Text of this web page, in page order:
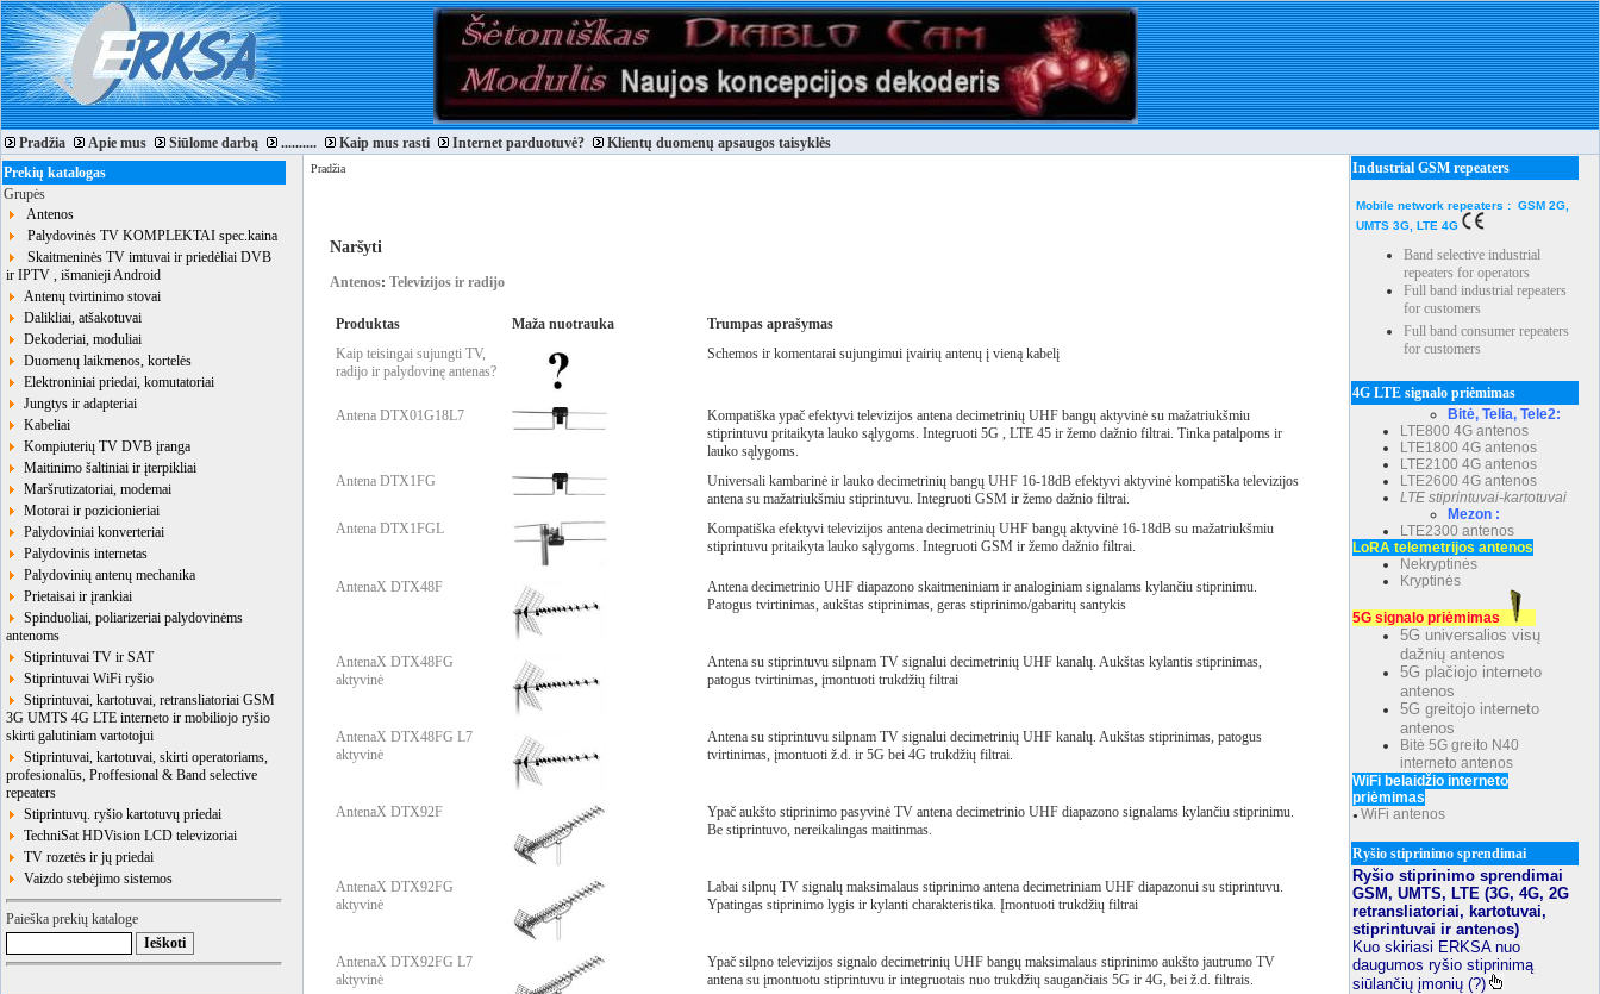
Pradžia Apie mus Siūlome darbą .......... Kaip mus rasti Internet parduotuvė?
Klientų duomenų apsaugos taisyklės
Prekių katalogas
Grupės
Antenos
Palydovinės TV KOMPLEKTAI spec.kaina
Skaitmeninės TV imtuvai ir priedėliai DVB
ir IPTV , išmanieji Android
Antenų tvirtinimo stovai
Dalikliai, atšakotuvai
Dekoderiai, moduliai
Duomenų laikmenos, kortelės
Elektroniniai priedai, komutatoriai
Jungtys ir adapteriai
Kabeliai
Kompiuterių TV DVB įranga
Maitinimo šaltiniai ir įterpikliai
Maršrutizatoriai, modemai
Motorai ir pozicionieriai
Palydoviniai konverteriai
Palydovinis internetas
Palydovinių antenų mechanika
Prietaisai ir įrankiai
Spinduoliai, poliarizeriai palydovinėms
antenoms
Stiprintuvai TV ir SAT
Stiprintuvai WiFi ryšio
Stiprintuvai, kartotuvai, retransliatoriai GSM
3G UMTS 4G LTE interneto ir mobiliojo ryšio
skirti galutiniam vartotojui
Stiprintuvai, kartotuvai, skirti operatoriams,
profesionalūs, Proffesional & Band selective
repeaters
Stiprintuvų. ryšio kartotuvų priedai
TechniSat HDVision LCD televizoriai
TV rozetės ir jų priedai
Vaizdo stebėjimo sistemos
Paieška prekių kataloge
Pradžia
Naršyti
Antenos: Televizijos ir radijo
Produktas Maža nuotrauka
Trumpas aprašymas
Kaip teisingai sujungti TV,
radijo ir palydovinę antenas?
Schemos ir komentarai sujungimui įvairių antenų į vieną kabelį
Antena DTX01G18L7
Kompatiška ypač efektyvi televizijos antena decimetrinių UHF bangų aktyvinė su mažatriukšmiu
stiprintuvu pritaikyta lauko sąlygoms. Integruoti 5G , LTE 45 ir žemo dažnio filtrai. Tinka patalpoms ir
lauko sąlygoms.
Antena DTX1FG
Universali kambarinė ir lauko decimetrinių bangų UHF 16-18dB efektyvi aktyvinė kompatiška televizijos
antena su mažatriukšmiu stiprintuvu. Integruoti GSM ir žemo dažnio filtrai.
Antena DTX1FGL
Kompatiška efektyvi televizijos antena decimetrinių UHF bangų aktyvinė 16-18dB su mažatriukšmiu
stiprintuvu pritaikyta lauko sąlygoms. Integruoti GSM ir žemo dažnio filtrai.
AntenaX DTX48F
Antena decimetrinio UHF diapazono skaitmeniniam ir analoginiam signalams kylančiu stiprinimu.
Patogus tvirtinimas, aukštas stiprinimas, geras stiprinimo/gabaritų santykis
AntenaX DTX48FG
aktyvinė
Antena su stiprintuvu silpnam TV signalui decimetrinių UHF kanalų. Aukštas kylantis stiprinimas,
patogus tvirtinimas, įmontuoti trukdžių filtrai
AntenaX DTX48FG L7
aktyvinė
Antena su stiprintuvu silpnam TV signalui decimetrinių UHF kanalų. Aukštas stiprinimas, patogus
tvirtinimas, įmontuoti ž.d. ir 5G bei 4G trukdžių filtrai.
AntenaX DTX92F
Ypač aukšto stiprinimo pasyvinė TV antena decimetrinio UHF diapazono signalams kylančiu stiprinimu.
Be stiprintuvo, nereikalingas maitinmas.
AntenaX DTX92FG
aktyvinė
Labai silpnų TV signalų maksimalaus stiprinimo antena decimetriniam UHF diapazonui su stiprintuvu.
Ypatingas stiprinimo lygis ir kylanti charakteristika. Įmontuoti trukdžių filtrai
AntenaX DTX92FG L7
aktyvinė
Ypač silpno televizijos signalo decimetrinių UHF bangų maksimalaus stiprinimo aukšto jautrumo TV
antena su įmontuotu stiprintuvu ir integruotais nuo trukdžių saugančiais 5G ir 4G, bei ž.d. filtrais.
Industrial GSM repeaters
Mobile network repeaters : GSM 2G,
UMTS 3G, LTE 4G
Band selective industrial
repeaters for operators
Full band industrial repeaters
for customers
Full band consumer repeaters
for customers
4G LTE signalo priėmimas
Bitė, Telia, Tele2:
LTE800 4G antenos
LTE1800 4G antenos
LTE2100 4G antenos
LTE2600 4G antenos
LTE stiprintuvai-kartotuvai
Mezon :
LTE2300 antenos
LoRA telemetrijos antenos
Nekryptinės
Kryptinės
5G signalo priėmimas
5G universalios visų
dažnių antenos
5G plačiojo interneto
antenos
5G greitojo interneto
antenos
Bitė 5G greito N40
interneto antenos
WiFi belaidžio interneto
priėmimas
● WiFi antenos
Ryšio stiprinimo sprendimai
Ryšio stiprinimo sprendimai
GSM, UMTS, LTE (3G, 4G, 2G
retransliatoriai, kartotuvai,
stiprintuvai ir antenos)
Kuo skiriasi ERKSA nuo
daugumos ryšio stiprinimą
siūlančių įmonių (?)